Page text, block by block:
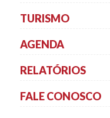
TURISMO
AGENDA
RELATÓRIOS
FALE CONOSCO